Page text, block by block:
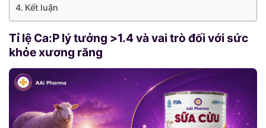
Kết luận
Tỉ lệ Ca:P lý tưởng >1.4 và vai trò đối với sức
khỏe xương răng